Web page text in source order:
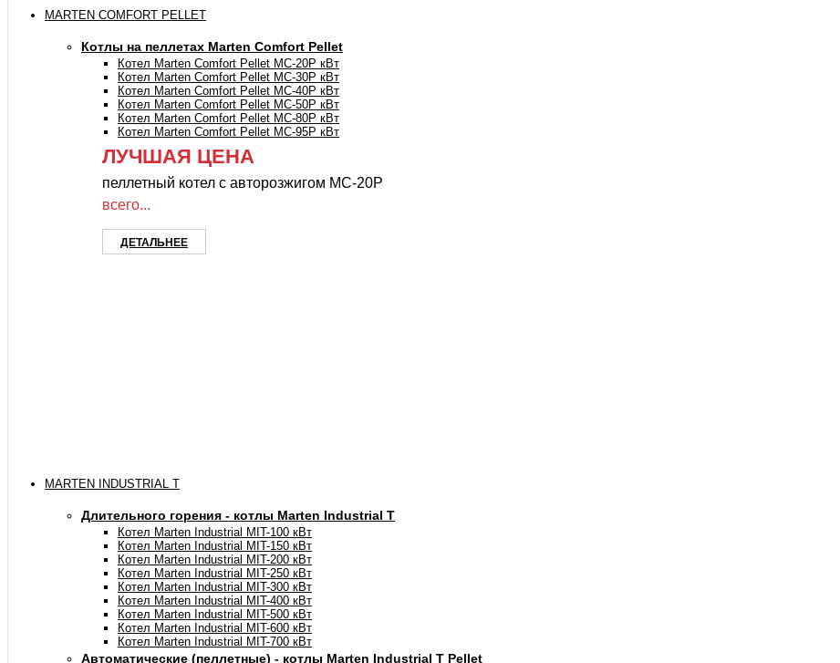
MARTEN COMFORT PELLET
Котлы на пеллетах Marten Comfort Pellet
Котел Marten Comfort Pellet MC-20P кВт
Котел Marten Comfort Pellet MC-30P кВт
Котел Marten Comfort Pellet MC-40P кВт
Котел Marten Comfort Pellet MC-50P кВт
Котел Marten Comfort Pellet MC-80P кВт
Котел Marten Comfort Pellet MC-95P кВт
ЛУЧШАЯ ЦЕНА
пеллетный котел с авторозжигом MC-20P
всего...
ДЕТАЛЬНЕЕ
MARTEN INDUSTRIAL T
Длительного горения - котлы Marten Industrial Т
Котел Marten Industrial МIT-100 кВт
Котел Marten Industrial МIT-150 кВт
Котел Marten Industrial МIT-200 кВт
Котел Marten Industrial МIT-250 кВт
Котел Marten Industrial МIT-300 кВт
Котел Marten Industrial МIT-400 кВт
Котел Marten Industrial МIT-500 кВт
Котел Marten Industrial МIT-600 кВт
Котел Marten Industrial МIT-700 кВт
Автоматические (пеллетные) - котлы Marten Industrial T Pellet